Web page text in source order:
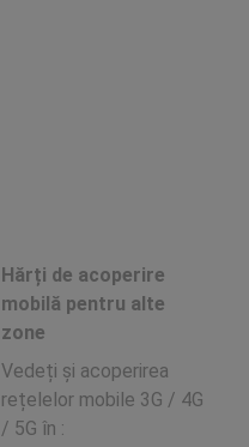
Hărți de acoperire
mobilă pentru alte
zone
Vedeți și acoperirea
rețelelor mobile 3G / 4G
/ 5G în :